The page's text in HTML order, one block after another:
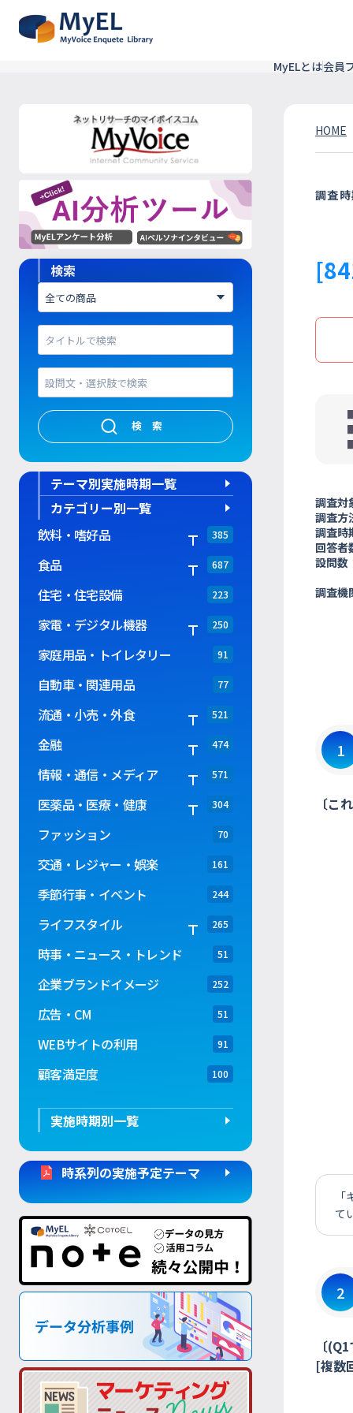
MyELとは会員
検索
検索
テーマ別実施時期一覧
カテゴリー別一覧
飲料・嗜好品
385
食品 687
住宅・住宅設備 223
家電・デジタル機器 250
家庭用品・トイレタリー 91
自動車・関連用品 77
流通・小売・外食 521
金融 474
情報・通信・メディア 571
医薬品・医療・健康 304
ファッション 70
交通・レジャー・娯楽 161
季節行事・イベント 244
ライフスタイル 265
時事・ニュース・トレンド 51
企業ブランドイメージ 252
広告・CM 51
WEBサイトの利用 91
顧客満足度 100
実施時期別一覧
時系列の実施予定テーマ
HOME
調査
調査対
調査方
調査時
回答者
設問数
調査機
1
〔こ
て
2
〔
[複数